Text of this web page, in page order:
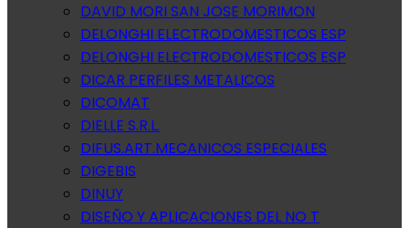
DAVID MORI SAN JOSE MORIMON
DELONGHI ELECTRODOMESTICOS ESP
DELONGHI ELECTRODOMESTICOS ESP
DICAR PERFILES METALICOS
DICOMAT
DIELLE S.R.L.
DIFUS.ART.MECANICOS ESPECIALES
DIGEBIS
DINUY
DISEÑO Y APLICACIONES DEL NO T